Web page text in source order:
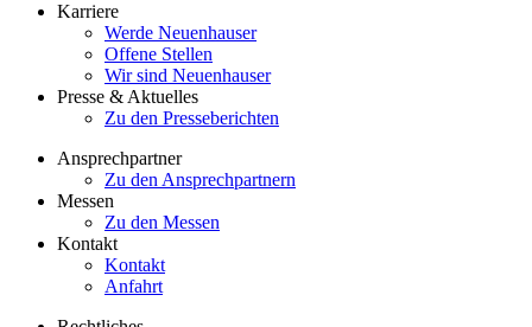
Karriere
Werde Neuenhauser
Offene Stellen
Wir sind Neuenhauser
Presse & Aktuelles
Zu den Presseberichten
Ansprechpartner
Zu den Ansprechpartnern
Messen
Zu den Messen
Kontakt
Kontakt
Anfahrt